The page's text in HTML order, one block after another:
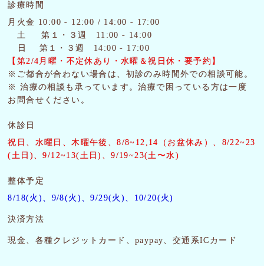
診療時間
月火金 10:00 - 12:00 / 14:00 - 17:00
土
第１・３週 11:00 - 14:00
日 第１・３週 14:00 - 17:00
【第2/4月曜・ 不定休あり・水曜＆祝日休・要予約】
※ご都合が合わない場合は、初診のみ時間外での相談可能。
※ 治療の相談も承っています。治療で困っている方は一度
お問合せください。
休診日
祝日、水曜日、木曜午後 、8/8~12,14（お盆休み）、8/22~23
(土日)、9/12~13(土日)、9/19~23(土〜水)
整体予定
8/18(火)、9/8(火)、9/29(火)、10/20(火)
決済方法
現金、各種クレジットカード、paypay、交通系ICカード